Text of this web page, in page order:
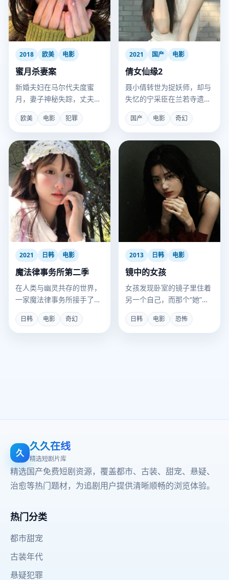
2018 欧美 电影
蜜月杀妻案
新婚夫妇在马尔代夫度蜜
月，妻子神秘失踪，丈夫的
每一句话都成了破绽。
欧美 电影 犯罪
2021 国产 电影
倩女仙缘2
聂小倩转世为捉妖师，却与
失忆的宁采臣在兰若寺遗址
再次相遇。
国产 电影 奇幻
2021 日韩 电影
魔法律事务所第二季
在人类与幽灵共存的世界，
一家魔法律事务所接手了前
所未有的棘手委托：起诉“神
明”。
日韩 电影 奇幻
2013 日韩 电影
镜中的女孩
女孩发现卧室的镜子里住着
另一个自己，而那个“她”正
在一步步取代真实世界。
日韩 电影 恐怖
久 久久在线
精选短剧片库
精选国产免费短剧资源，覆盖都市、古装、甜宠、悬疑、
治愈等热门题材，为追剧用户提供清晰顺畅的浏览体验。
热门分类
都市甜宠
古装年代
悬疑犯罪